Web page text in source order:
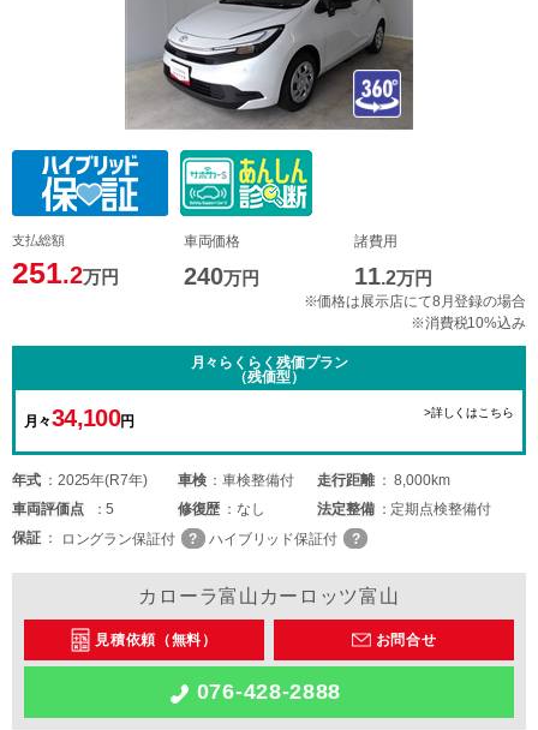
支払総額
251.2万円
車両価格
240万円
諸費用
11.2万円
※価格は展示店にて8月登録の場合
※消費税10%込み
月々らくらく残価プラン
（残価型）
月々34,100円
>詳しくはこちら
年式 2025年(R7年) 車検 車検整備付 走行距離
8,000km
車両評価点 5 修復歴 なし 法定整備
定期点検整備付
保証
ロングラン保証付 ハイブリッド保証付
カローラ富山カーロッツ富山
見積依頼（無料） お問合せ
076-428-2888